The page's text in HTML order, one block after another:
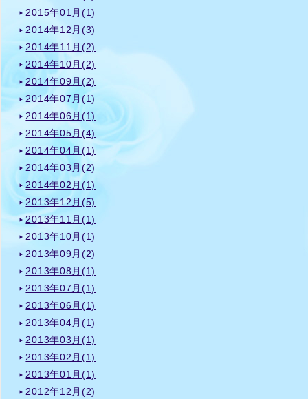
2015年01月(1)
2014年12月(3)
2014年11月(2)
2014年10月(2)
2014年09月(2)
2014年07月(1)
2014年06月(1)
2014年05月(4)
2014年04月(1)
2014年03月(2)
2014年02月(1)
2013年12月(5)
2013年11月(1)
2013年10月(1)
2013年09月(2)
2013年08月(1)
2013年07月(1)
2013年06月(1)
2013年04月(1)
2013年03月(1)
2013年02月(1)
2013年01月(1)
2012年12月(2)